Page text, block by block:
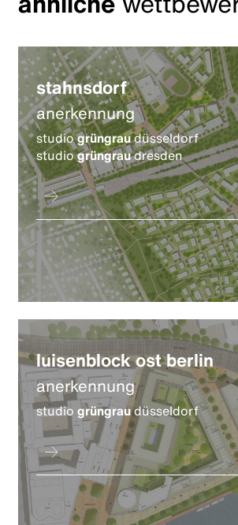
stahnsdorf
anerkennung
studiogrüngraudüsseldorf
studiogrüngraudresden
luisenblock ost berlin
anerkennung
studiogrüngraudüsseldorf